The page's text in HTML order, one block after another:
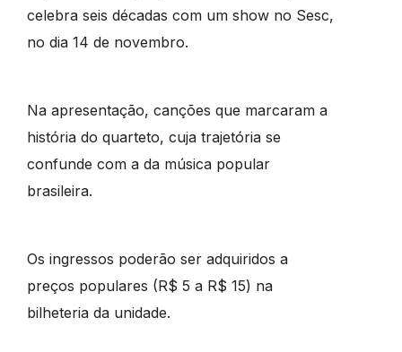
celebra seis décadas com um show no Sesc,
no dia 14 de novembro.
Na apresentação, canções que marcaram a
história do quarteto, cuja trajetória se
confunde com a da música popular
brasileira.
Os ingressos poderão ser adquiridos a
preços populares (R$ 5 a R$ 15) na
bilheteria da unidade.